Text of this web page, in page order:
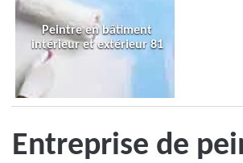
Peintre en bâtiment
intérieur et extérieur 81
Entreprise de